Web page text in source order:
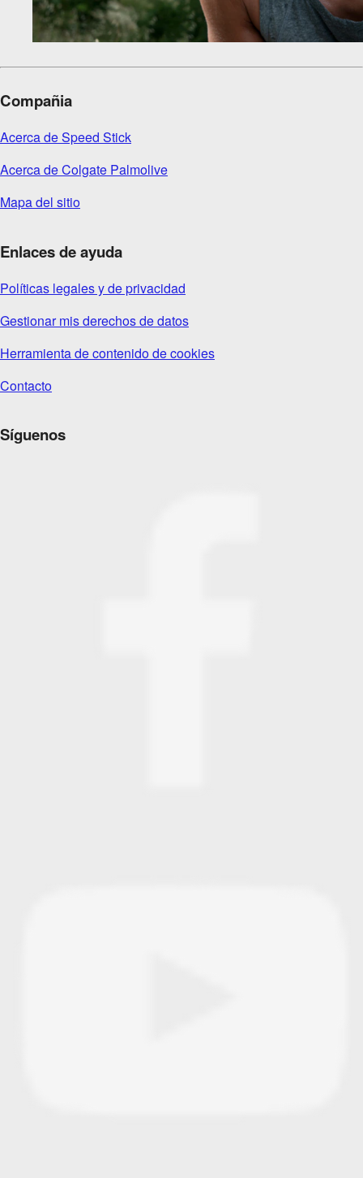
Compañia
Acerca de Speed Stick
Acerca de Colgate Palmolive
Mapa del sitio
Enlaces de ayuda
Políticas legales y de privacidad
Gestionar mis derechos de datos
Herramienta de contenido de cookies
Contacto
Síguenos